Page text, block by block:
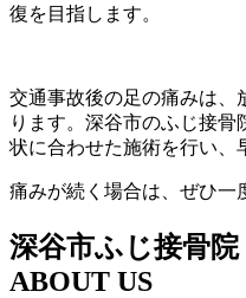
復を目指します。
交通事故後の足の痛みは、
ります。深谷市のふじ接
状に合わせた施術を行い、
痛みが続く場合は、ぜひ一
深谷市ふじ接骨
ABOUT US